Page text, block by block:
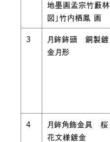
地墨画孟宗竹藪林
図」竹内栖鳳 画
3
月鉾鉾頭 銅製鍍
金月形
4
月鉾角飾金具 桜
花文様鍍金